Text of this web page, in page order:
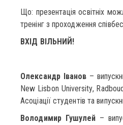
Що: презентація освітніх
тренінг з проходження
ВХІД ВІЛЬНИЙ!
Олександр Іванов –
New Lisbon University,
Асоціації студентів та
Володимир Гушулей –